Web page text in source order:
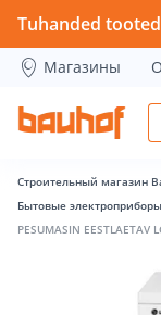
PESUMASIN
Tuhanded
Магазины
Строительный магазин
Бытовые электроприборы
PESUMASIN EESTLAETAV